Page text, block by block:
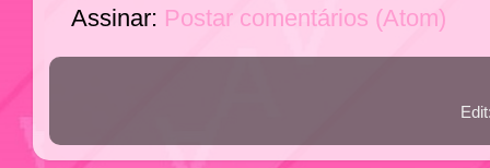
Assinar: Postar comentários (Atom)